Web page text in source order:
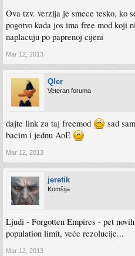
Ova tzv. verzija je smece tesko, ko
pogotvo kada jos ima free mod koji
naplacuju po paprenoj cijeni
Mar 12, 2013
Qler
Veteran foruma
dajte link za taj freemod
sad
bacim i jednu AoE
Mar 12, 2013
jeretik
Komšija
Ljudi - Forgotten Empires - pet
population limit, veće rezolucije...
Mar 12, 2013